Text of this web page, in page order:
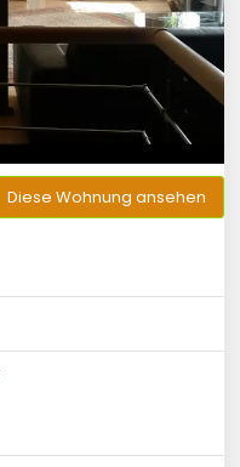
Diese Wohnung ansehen